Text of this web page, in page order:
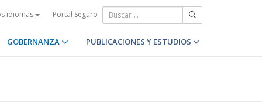
idiomas Portal Seguro
GOBERNANZA PUBLICACIONES Y ESTUDIOS